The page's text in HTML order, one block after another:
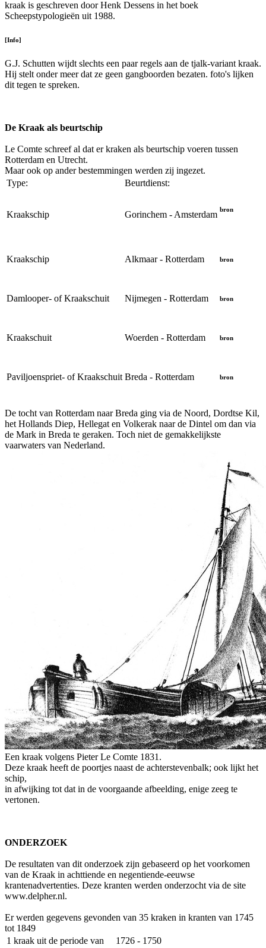
kraak is geschreven door Henk Dessens in het boek
Scheepstypologieën uit 1988.
[Info]
G.J. Schutten wijdt slechts een paar regels aan de tjalk-variant kraak.
Hij stelt onder meer dat ze geen gangboorden bezaten. foto's lijken
dit tegen te spreken.
De Kraak als beurtschip
Le Comte schreef al dat er kraken als beurtschip voeren tussen
Rotterdam en Utrecht.
Maar ook op ander bestemmingen werden zij ingezet.
Type:
Beurtdienst:
Kraakschip Gorinchem - Amsterdam
bron
Kraakschip Alkmaar - Rotterdam bron
Damlooper- of Kraakschuit Nijmegen - Rotterdam bron
Kraakschuit Woerden - Rotterdam bron
Paviljoenspriet- of Kraakschuit Breda - Rotterdam bron
De tocht van Rotterdam naar Breda ging via de Noord, Dordtse Kil,
het Hollands Diep, Hellegat en Volkerak naar de Dintel om dan via
de Mark in Breda te geraken. Toch niet de gemakkelijkste
vaarwaters van Nederland.
Een kraak volgens Pieter Le Comte 1831.
Deze kraak heeft de poortjes naast de achterstevenbalk; ook lijkt het
schip,
in afwijking tot dat in de voorgaande afbeelding, enige zeeg te
vertonen.
ONDERZOEK
De resultaten van dit onderzoek zijn gebaseerd op het voorkomen
van de Kraak in achttiende en negentiende-eeuwse
krantenadvertenties. Deze kranten werden onderzocht via de site
www.delpher.nl.
Er werden gegevens gevonden van 35 kraken in kranten van 1745
tot 1849
1 kraak uit de periode van
1726 - 1750